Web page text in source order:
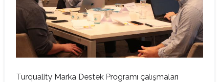
Turquality Marka Destek Programı çalışmaları